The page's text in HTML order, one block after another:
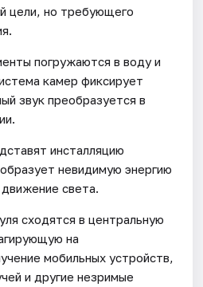
цели, но требующего
погружаются в воду и
камер фиксирует
звук преобразуется в
инсталляцию
невидимую энергию
света.
сходятся в центральную
на
мобильных устройств,
и другие незримые